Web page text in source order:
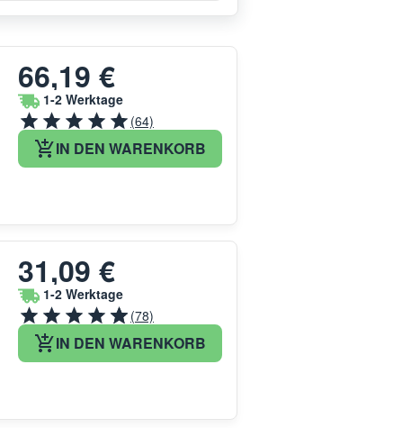
66,19 €
1-2 Werktage
(64)
IN DEN WARENKORB
31,09 €
1-2 Werktage
(78)
IN DEN WARENKORB